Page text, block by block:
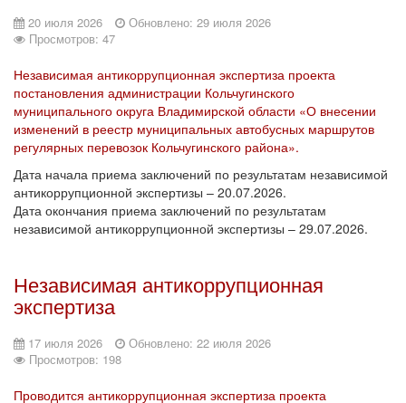
20 июля 2026
Обновлено: 29 июля 2026
Просмотров: 47
Независимая антикоррупционная экспертиза проекта
постановления администрации Кольчугинского
муниципального округа Владимирской области «О внесении
изменений в реестр муниципальных автобусных маршрутов
регулярных перевозок Кольчугинского района».
Дата начала приема заключений по результатам независимой
антикоррупционной экспертизы – 20.07.2026.
Дата окончания приема заключений по результатам
независимой антикоррупционной экспертизы – 29.07.2026.
Независимая антикоррупционная
экспертиза
17 июля 2026
Обновлено: 22 июля 2026
Просмотров: 198
Проводится антикоррупционная экспертиза проекта